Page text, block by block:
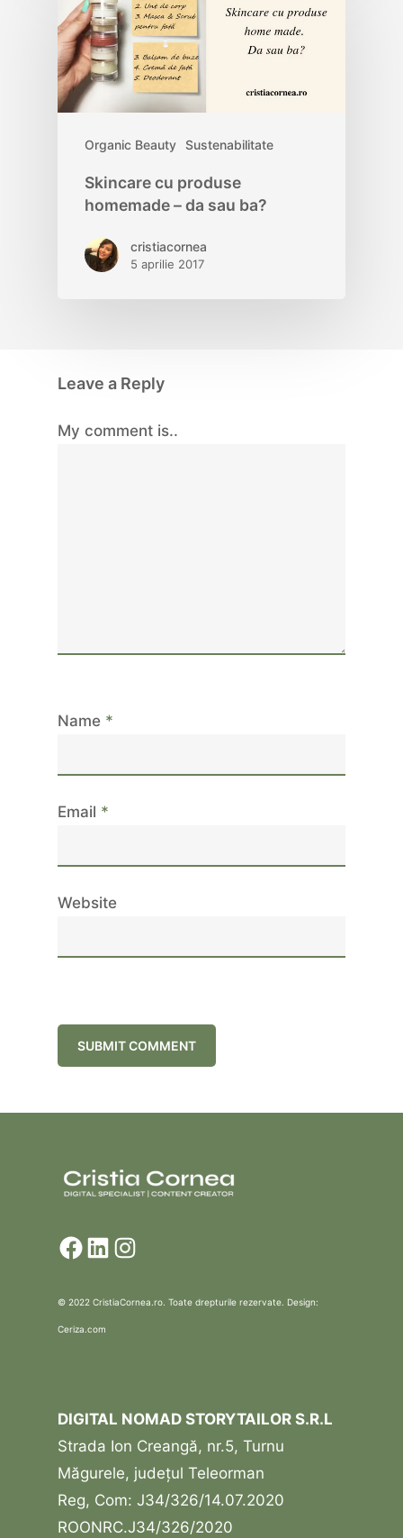
Organic Beauty Sustenabilitate
Skincare cu produse
homemade – da sau ba?
cristiacornea
5 aprilie 2017
Leave a Reply
My comment is..
Name *
Email *
Website
Facebook
LinkedIn
© 2022 CristiaCornea.ro. Toate drepturile rezervate. Design:
Ceriza.com
DIGITAL NOMAD STORYTAILOR S.R.L
Strada Ion Creangă, nr.5, Turnu
Măgurele, județul Teleorman
Reg, Com: J34/326/14.07.2020
ROONRC.J34/326/2020